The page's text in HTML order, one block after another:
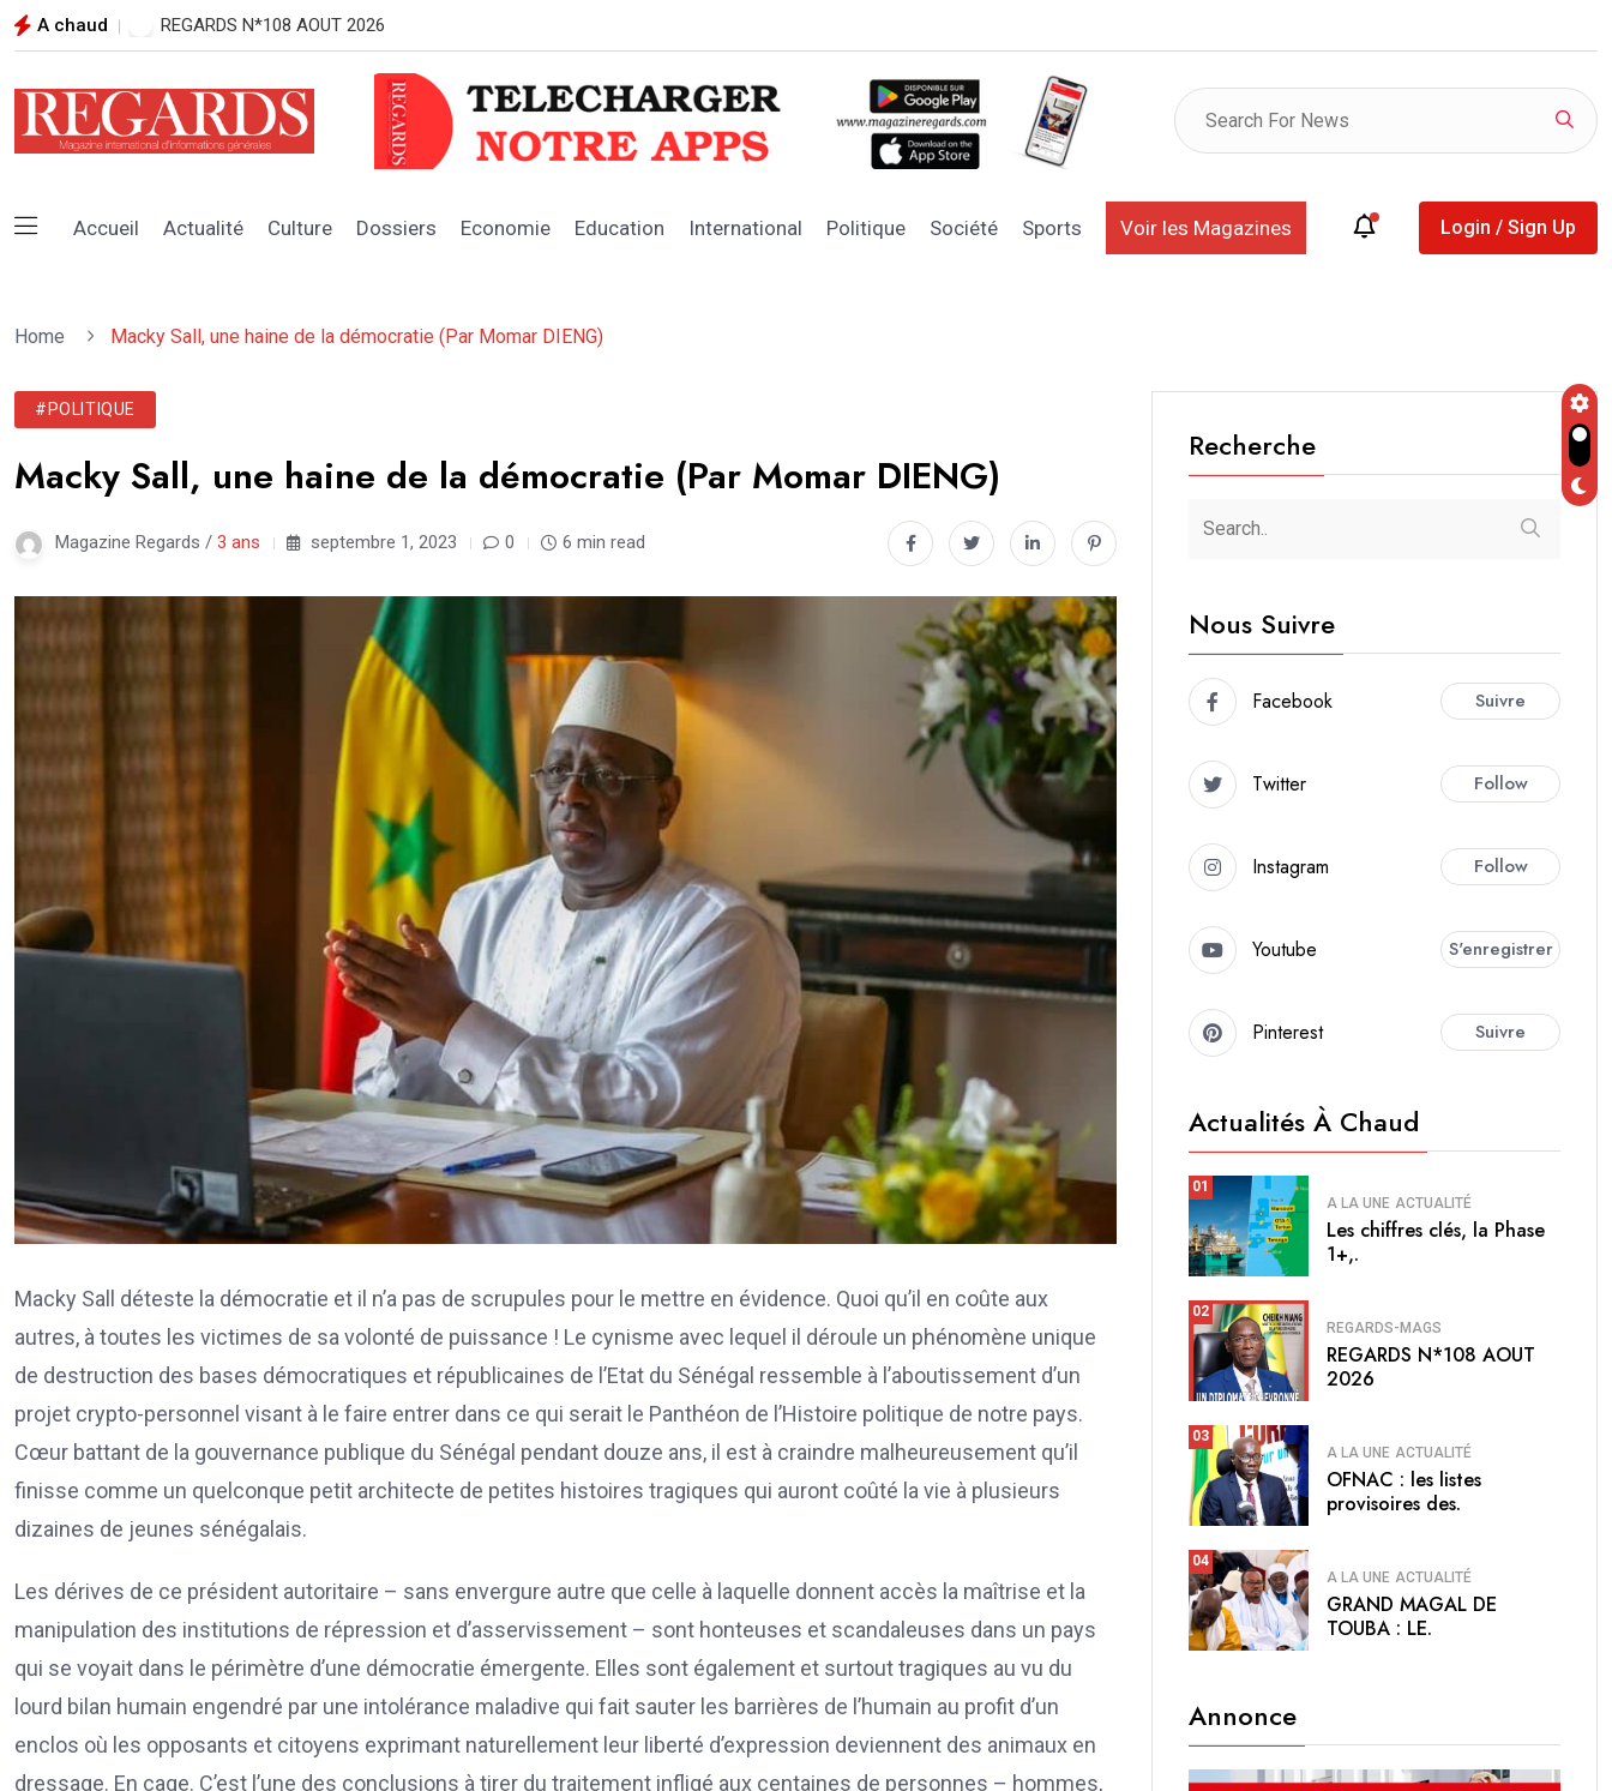
A chaud OFNAC : les listes provisoires des déclarants et des retardataires
Accueil Actualité Culture Dossiers Economie Education International Politique Société Sports Voir les Magazines Login / Sign Up
Home Macky Sall, une haine de la démocratie (Par Momar DIENG)
#POLITIQUE
Macky Sall, une haine de la démocratie (Par Momar DIENG)
Magazine Regards / 3 ans septembre 1, 2023 0 6 min read
Macky Sall déteste la démocratie et il n’a pas de scrupules pour le mettre en évidence. Quoi qu’il en coûte aux
autres, à toutes les victimes de sa volonté de puissance ! Le cynisme avec lequel il déroule un phénomène unique
de destruction des bases démocratiques et républicaines de l’Etat du Sénégal ressemble à l’aboutissement d’un
projet crypto-personnel visant à le faire entrer dans ce qui serait le Panthéon de l’Histoire politique de notre pays.
Cœur battant de la gouvernance publique du Sénégal pendant douze ans, il est à craindre malheureusement qu’il
finisse comme un quelconque petit architecte de petites histoires tragiques qui auront coûté la vie à plusieurs
dizaines de jeunes sénégalais.
Les dérives de ce président autoritaire – sans envergure autre que celle à laquelle donnent accès la maîtrise et la
manipulation des institutions de répression et d’asservissement – sont honteuses et scandaleuses dans un pays
qui se voyait dans le périmètre d’une démocratie émergente. Elles sont également et surtout tragiques au vu du
lourd bilan humain engendré par une intolérance maladive qui fait sauter les barrières de l’humain au profit d’un
enclos où les opposants et citoyens exprimant naturellement leur liberté d’expression deviennent des animaux en
dressage. En cage. C’est l’une des conclusions à tirer du traitement infligé aux centaines de personnes – hommes,
Recherche
Nous Suivre
Facebook Suivre
Twitter Follow
Instagram Follow
Youtube S'enregistrer
Pinterest Suivre
Actualités À Chaud
01
A LA UNE ACTUALITÉ
Les chiffres clés, la Phase
1+,.
02
REGARDS-MAGS
REGARDS N*108 AOUT
2026
03
A LA UNE ACTUALITÉ
OFNAC : les listes
provisoires des.
04
A LA UNE ACTUALITÉ
GRAND MAGAL DE
TOUBA : LE.
Annonce